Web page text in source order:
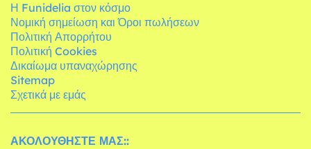
Η Funidelia στον κόσμο
Νομική σημείωση και Όροι πωλήσεων
Πολιτική Απορρήτου
Πολιτική Cookies
Δικαίωμα υπαναχώρησης
Sitemap
Σχετικά με εμάς
ΑΚΟΛΟΥΘΉΣΤΕ ΜΑΣ::